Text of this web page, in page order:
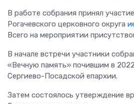
В работе собрания принял
Рогачевского церковного округа
Всего на мероприятии
В начале встречи участники
«Вечную память» почившим в
Сергиево-Посадской епархии.
Затем состоялось утверждение